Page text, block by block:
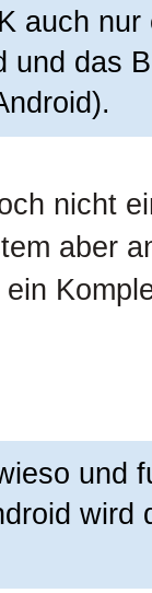
auch
und das
nicht
aber
und